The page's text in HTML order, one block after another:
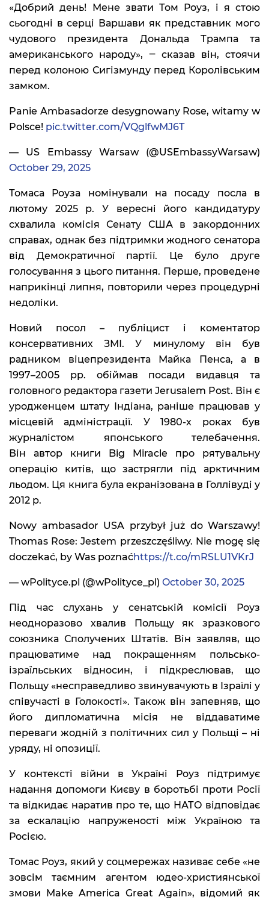
«Добрий день! Мене звати Том Роуз, і я стою
сьогодні в серці Варшави як представник мого
чудового президента Дональда Трампа та
американського народу», ‒ сказав він, стоячи
перед колоною Сигізмунду перед Королівським
замком.
Panie Ambasadorze desygnowany Rose, witamy w
Polsce! pic.twitter.com/VQglfwMJ6T
— US Embassy Warsaw (@USEmbassyWarsaw)
October 29, 2025
Томаса Роуза номінували на посаду посла в
лютому 2025 р. У вересні його кандидатуру
схвалила комісія Сенату США в закордонних
справах, однак без підтримки жодного сенатора
від Демократичної партії. Це було друге
голосування з цього питання. Перше, проведене
наприкінці липня, повторили через процедурні
недоліки.
Новий посол – публіцист і коментатор
консервативних ЗМІ. У минулому він був
радником віцепрезидента Майка Пенса, а в
1997–2005 рр. обіймав посади видавця та
головного редактора газети Jerusalem Post. Він є
уродженцем штату Індіана, раніше працював у
місцевій адміністрації. У 1980-х роках був
журналістом японського телебачення.
Він автор книги Big Miracle про рятувальну
операцію китів, що застрягли під арктичним
льодом. Ця книга була екранізована в Голлівуді у
2012 р.
Nowy ambasador USA przybył już do Warszawy!
Thomas Rose: Jestem przeszczęśliwy. Nie mogę się
doczekać, by Was poznaćhttps://t.co/mRSLU1VKrJ
— wPolityce.pl (@wPolityce_pl) October 30, 2025
Під час слухань у сенатській комісії Роуз
неодноразово хвалив Польщу як зразкового
союзника Сполучених Штатів. Він заявляв, що
працюватиме над покращенням польсько-
ізраїльських відносин, і підкреслював, що
Польщу «несправедливо звинувачують в Ізраїлі у
співучасті в Голокості». Також він запевняв, що
його дипломатична місія не віддаватиме
переваги жодній з політичних сил у Польщі – ні
уряду, ні опозиції.
У контексті війни в Україні Роуз підтримує
надання допомоги Києву в боротьбі проти Росії
та відкидає наратив про те, що НАТО відповідає
за ескалацію напруженості між Україною та
Росією.
Томас Роуз, який у соцмережах називає себе «не
зовсім таємним агентом юдео-християнської
змови Make America Great Again», відомий як